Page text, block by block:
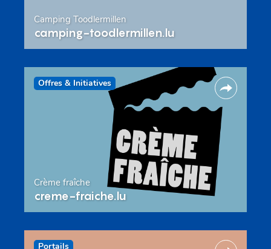
Camping Toodlermillen
camping-toodlermillen.lu
Offres & Initiatives
Crème fraîche
creme-fraiche.lu
Portails